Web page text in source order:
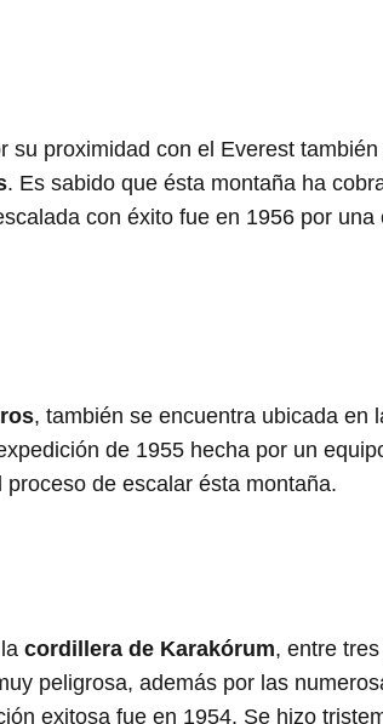
su proximidad con el Everest
. Es sabido que ésta montaña ha
con éxito fue en 1956 por una
, también se encuentra ubicada en
de 1955 hecha por un
proceso de escalar ésta montaña.
cordillera de Karakórum, entre
peligrosa, además por las
exitosa fue en 1954. Se hizo